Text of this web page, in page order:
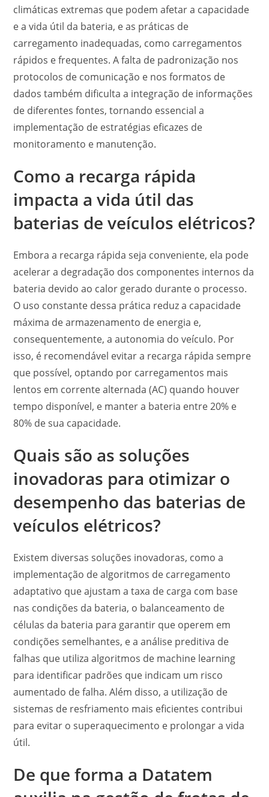
climáticas extremas que podem afetar a capacidade
e a vida útil da bateria, e as práticas de
carregamento inadequadas, como carregamentos
rápidos e frequentes. A falta de padronização nos
protocolos de comunicação e nos formatos de
dados também dificulta a integração de informações
de diferentes fontes, tornando essencial a
implementação de estratégias eficazes de
monitoramento e manutenção.
Como a recarga rápida
impacta a vida útil das
baterias de veículos elétricos?
Embora a recarga rápida seja conveniente, ela pode
acelerar a degradação dos componentes internos da
bateria devido ao calor gerado durante o processo.
O uso constante dessa prática reduz a capacidade
máxima de armazenamento de energia e,
consequentemente, a autonomia do veículo. Por
isso, é recomendável evitar a recarga rápida sempre
que possível, optando por carregamentos mais
lentos em corrente alternada (AC) quando houver
tempo disponível, e manter a bateria entre 20% e
80% de sua capacidade.
Quais são as soluções
inovadoras para otimizar o
desempenho das baterias de
veículos elétricos?
Existem diversas soluções inovadoras, como a
implementação de algoritmos de carregamento
adaptativo que ajustam a taxa de carga com base
nas condições da bateria, o balanceamento de
células da bateria para garantir que operem em
condições semelhantes, e a análise preditiva de
falhas que utiliza algoritmos de machine learning
para identificar padrões que indicam um risco
aumentado de falha. Além disso, a utilização de
sistemas de resfriamento mais eficientes contribui
para evitar o superaquecimento e prolongar a vida
útil.
De que forma a Datatem